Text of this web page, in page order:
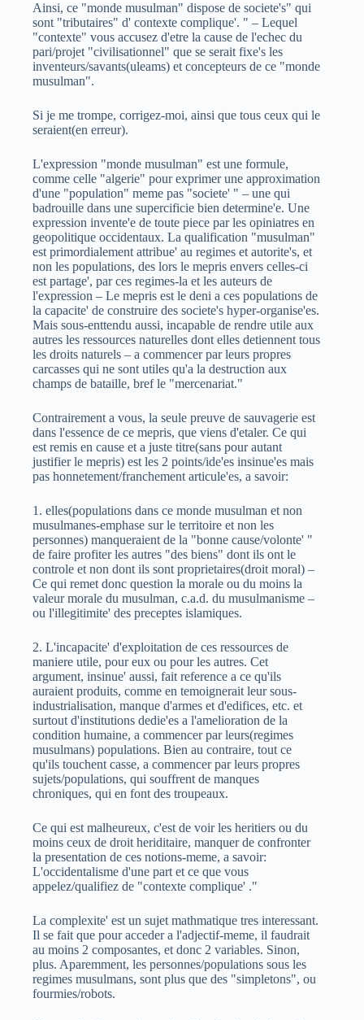
Ainsi, ce "monde musulman" dispose de societe's" qui
sont "tributaires" d' contexte complique'. " – Lequel
"contexte" vous accusez d'etre la cause de l'echec du
pari/projet "civilisationnel" que se serait fixe's les
inventeurs/savants(uleams) et concepteurs de ce "monde
musulman".
Si je me trompe, corrigez-moi, ainsi que tous ceux qui le
seraient(en erreur).
L'expression "monde musulman" est une formule,
comme celle "algerie" pour exprimer une approximation
d'une "population" meme pas "societe' " – une qui
badrouille dans une supercificie bien determine'e. Une
expression invente'e de toute piece par les opiniatres en
geopolitique occidentaux. La qualification "musulman"
est primordialement attribue' au regimes et autorite's, et
non les populations, des lors le mepris envers celles-ci
est partage', par ces regimes-la et les auteurs de
l'expression – Le mepris est le deni a ces populations de
la capacite' de construire des societe's hyper-organise'es.
Mais sous-enttendu aussi, incapable de rendre utile aux
autres les ressources naturelles dont elles detiennent tous
les droits naturels – a commencer par leurs propres
carcasses qui ne sont utiles qu'a la destruction aux
champs de bataille, bref le "mercenariat."
Contrairement a vous, la seule preuve de sauvagerie est
dans l'essence de ce mepris, que viens d'etaler. Ce qui
est remis en cause et a juste titre(sans pour autant
justifier le mepris) est les 2 points/ide'es insinue'es mais
pas honnetement/franchement articule'es, a savoir:
1. elles(populations dans ce monde musulman et non
musulmanes-emphase sur le territoire et non les
personnes) manqueraient de la "bonne cause/volonte' "
de faire profiter les autres "des biens" dont ils ont le
controle et non dont ils sont proprietaires(droit moral) –
Ce qui remet donc question la morale ou du moins la
valeur morale du musulman, c.a.d. du musulmanisme –
ou l'illegitimite' des preceptes islamiques.
2. L'incapacite' d'exploitation de ces ressources de
maniere utile, pour eux ou pour les autres. Cet
argument, insinue' aussi, fait reference a ce qu'ils
auraient produits, comme en temoignerait leur sous-
industrialisation, manque d'armes et d'edifices, etc. et
surtout d'institutions dedie'es a l'amelioration de la
condition humaine, a commencer par leurs(regimes
musulmans) populations. Bien au contraire, tout ce
qu'ils touchent casse, a commencer par leurs propres
sujets/populations, qui souffrent de manques
chroniques, qui en font des troupeaux.
Ce qui est malheureux, c'est de voir les heritiers ou du
moins ceux de droit heriditaire, manquer de confronter
la presentation de ces notions-meme, a savoir:
L'occidentalisme d'une part et ce que vous
appelez/qualifiez de "contexte complique' ."
La complexite' est un sujet mathmatique tres interessant.
Il se fait que pour acceder a l'adjectif-meme, il faudrait
au moins 2 composantes, et donc 2 variables. Sinon,
plus. Aparemment, les personnes/populations sous les
regimes musulmans, sont plus que des "simpletons", ou
fourmies/robots.